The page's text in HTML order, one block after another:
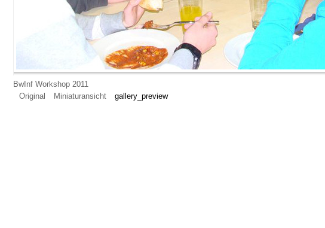
BwInf Workshop 2011
Original
Miniaturansicht gallery_preview